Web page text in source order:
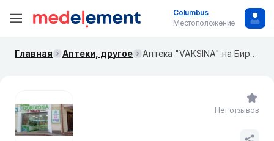
Columbus
Местоположение
Главная Аптеки, другое Аптека "VAKSINA" на Бирлашган
Нет отзывов